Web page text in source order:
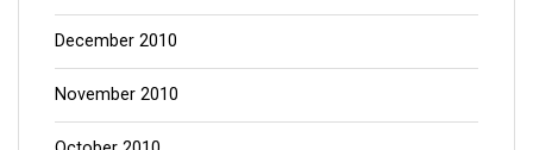
December 2010
November 2010